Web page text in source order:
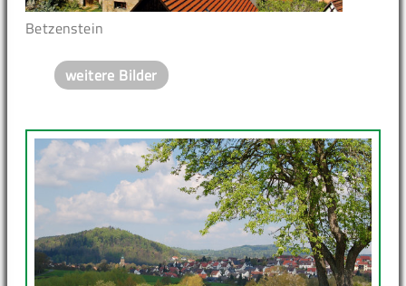
Betzenstein
weitere Bilder